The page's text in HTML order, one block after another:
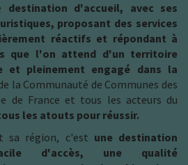
destination d'accueil, avec ses
proposant des services
réactifs et répondant à
que l'on attend d'un territoire
et pleinement engagé dans la
la Communauté de Communes des
de France et tous les acteurs du
les atouts pour réussir.
sa région, c'est une destination
d'accès, une qualité